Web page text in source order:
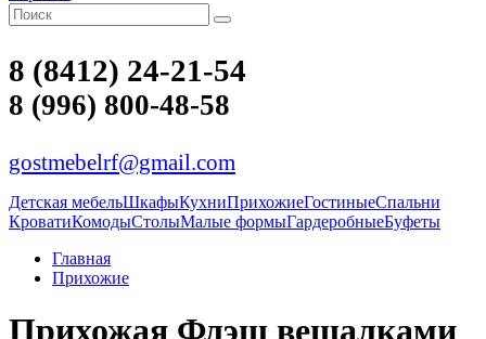
8 (8412) 24-21-54
8 (996) 800-48-58
gostmebelrf@gmail.com
Детская мебельШкафыКухниПрихожиеГостиныеСпальни
КроватиКомодыСтолыМалые формыГардеробныеБуфеты
Главная
Прихожие
Прихожая Флэш вешалками